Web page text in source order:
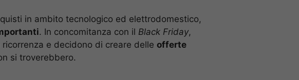
in ambito tecnologico ed elettrodomestico,
. In concomitanza con il Black Friday,
e decidono di creare delle offerte
si troverebbero.